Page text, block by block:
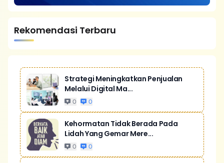
Rekomendasi Terbaru
Strategi Meningkatkan Penjualan
Melalui Digital Ma...
0 0
Kehormatan Tidak Berada Pada
Lidah Yang Gemar Mere...
0 0